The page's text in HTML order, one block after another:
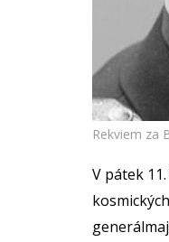
Rekviem za
V pátek